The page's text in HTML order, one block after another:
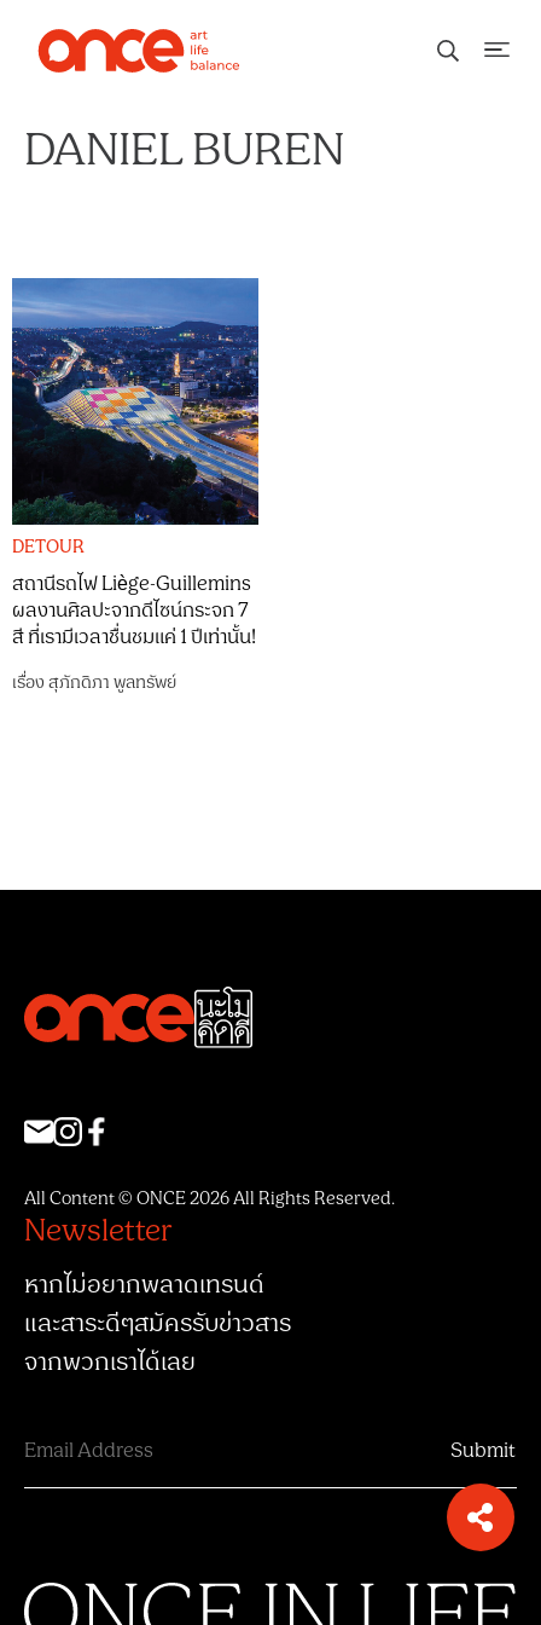
DANIEL BUREN
DETOUR
สถานีรถไฟ Liège-Guillemins
ผลงานศิลปะจากดีไซน์กระจก 7
สี ที่เรามีเวลาชื่นชมแค่ 1 ปีเท่านั้น!
เรื่องสุภักดิภา พูลทรัพย์
All Content © ONCE 2026 All Rights Reserved.
Newsletter
หากไม่อยากพลาดเทรนด์
และสาระดีๆสมัครรับข่าวสาร
จากพวกเราได้เลย